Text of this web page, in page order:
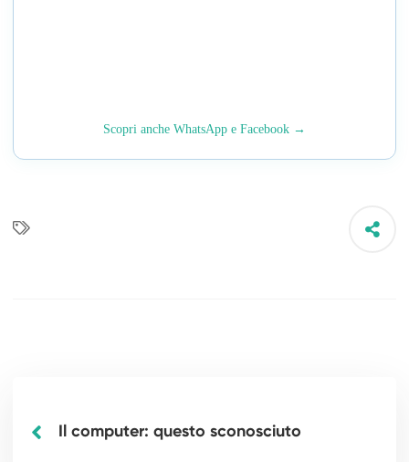
Scopri anche WhatsApp e Facebook →
Il computer: questo sconosciuto